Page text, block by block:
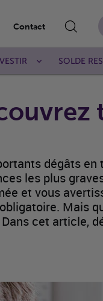
Contact
SOLDE
dégâts en
les plus
et vous
Mais
cet article,